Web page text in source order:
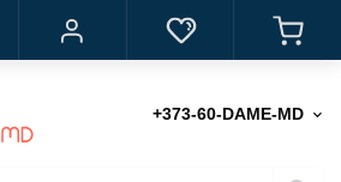
+373-60-DAME-MD